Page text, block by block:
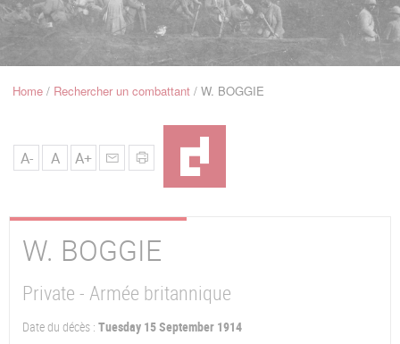
Navigation
Breadcrumb
Home Rechercher un combattant W. BOGGIE
A- A A+
W. BOGGIE
Private - Armée britannique
Date du décès : Tuesday 15 September 1914